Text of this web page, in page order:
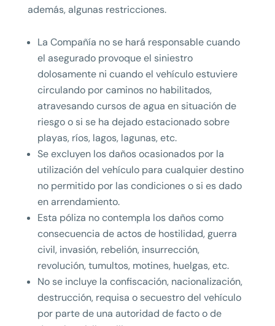
además, algunas restricciones.
La Compañía no se hará responsable cuando
el asegurado provoque el siniestro
dolosamente ni cuando el vehículo estuviere
circulando por caminos no habilitados,
atravesando cursos de agua en situación de
riesgo o si se ha dejado estacionado sobre
playas, ríos, lagos, lagunas, etc.
Se excluyen los daños ocasionados por la
utilización del vehículo para cualquier destino
no permitido por las condiciones o si es dado
en arrendamiento.
Esta póliza no contempla los daños como
consecuencia de actos de hostilidad, guerra
civil, invasión, rebelión, insurrección,
revolución, tumultos, motines, huelgas, etc.
No se incluye la confiscación, nacionalización,
destrucción, requisa o secuestro del vehículo
por parte de una autoridad de facto o de